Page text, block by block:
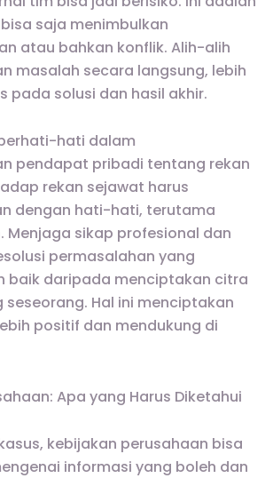
saja menimbulkan
atau bahkan konflik. Alih-alih
masalah secara langsung, lebih
pada solusi dan hasil akhir.
hati dalam
pendapat pribadi tentang rekan
rekan sejawat harus
dengan hati-hati, terutama
Menjaga sikap profesional dan
permasalahan yang
baik daripada menciptakan citra
Hal ini menciptakan
positif dan mendukung di
Apa yang Harus Diketahui
kebijakan perusahaan bisa
informasi yang boleh dan